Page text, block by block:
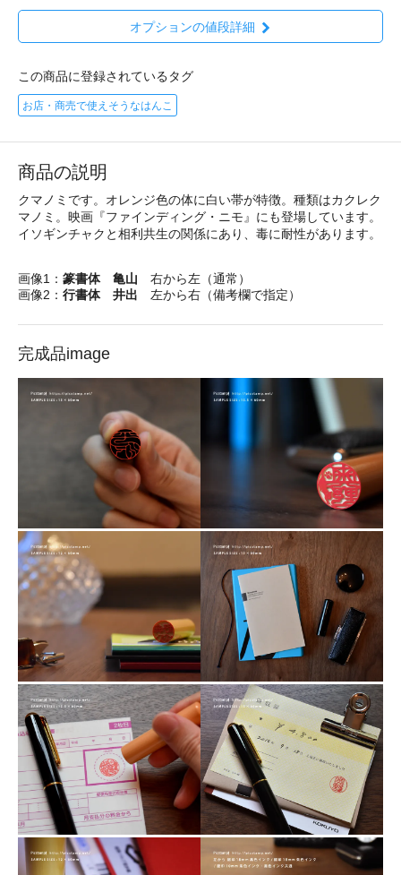
オプションの値段詳細
この商品に登録されているタグ
お店・商売で使えそうなはんこ
商品の説明
クマノミです。オレンジ色の体に白い帯が特徴。種類はカクレク
マノミ。映画『ファインディング・ニモ』にも登場しています。
イソギンチャクと相利共生の関係にあり、毒に耐性があります。
画像1： 篆書体 亀山 右から左（通常）
画像2： 行書体 井出 左から右（備考欄で指定）
完成品image